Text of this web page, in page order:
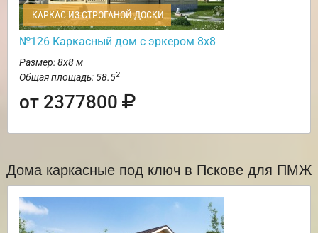
КАРКАС ИЗ СТРОГАНОЙ ДОСКИ
№126 Каркасный дом с эркером 8х8
Размер: 8х8 м
Общая площадь: 58.52
от 2377800
Дома каркасные под ключ в Пскове для ПМЖ